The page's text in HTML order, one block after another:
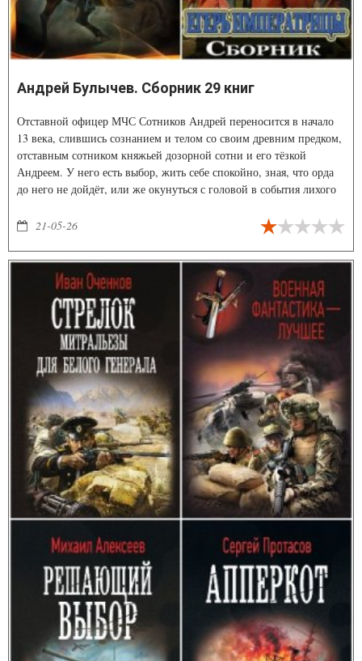
Андрей Булычев. Сборник 29 книг
Отставной офицер МЧС Сотников Андрей переносится в начало
13 века, слившись сознанием и телом со своим древним предком,
отставным сотником княжьей дозорной сотни и его тёзкой
Андреем. У него есть выбор, жить себе спокойно, зная, что орда
до него не дойдёт, или же окунуться с головой в события лихого
степей с юго-востока, а так же от многочисленных западных
врагов. В помощь же ему – знание истории, да слившиеся навыки
офицера и боевого командира 21 и 13 века
21-05-26